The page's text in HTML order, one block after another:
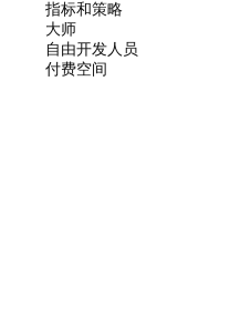
指标和策略
大师
自由开发人员
付费空间